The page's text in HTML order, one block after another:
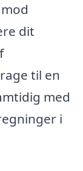
dit
til en
med
i